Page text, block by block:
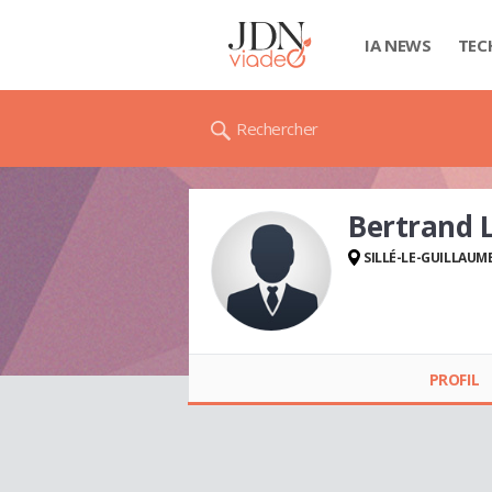
IA NEWS
Rechercher
Bertrand
SILLÉ-LE-
PROFIL